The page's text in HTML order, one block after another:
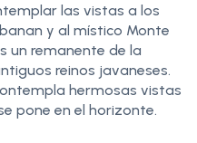
las vistas a los
y al místico Monte
un remanente de la
reinos javaneses.
hermosas vistas
pone en el horizonte.